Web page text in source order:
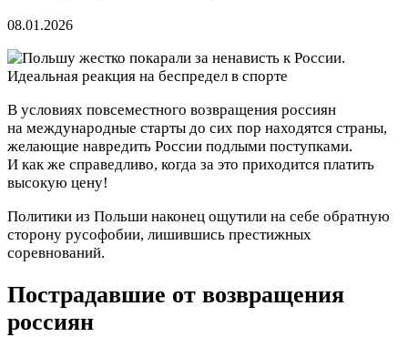
08.01.2026
В условиях повсеместного возвращения россиян
на международные старты до сих пор находятся страны,
желающие навредить России подлыми поступками.
И как же справедливо, когда за это приходится платить
высокую цену!
Политики из Польши наконец ощутили на себе обратную
сторону русофобии, лишившись престижных
соревнований.
Пострадавшие от возвращения
россиян